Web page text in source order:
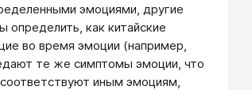
эмоциями, другие
определить, как китайские
во время эмоции (например,
те же симптомы эмоции, что
иным эмоциям,